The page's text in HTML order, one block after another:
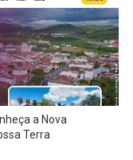
a Nova
Terra